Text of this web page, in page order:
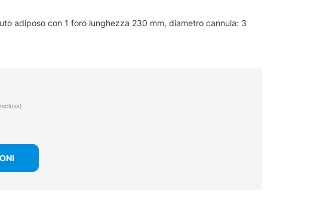
adiposo con 1 foro lunghezza 230 mm, diametro cannula: 3